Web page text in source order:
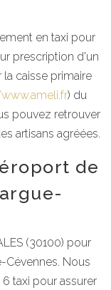
en taxi pour
prescription d'un
caisse primaire
) du
pouvez retrouver
artisans agréées.
de
(30100) pour
Nous
taxi pour assurer